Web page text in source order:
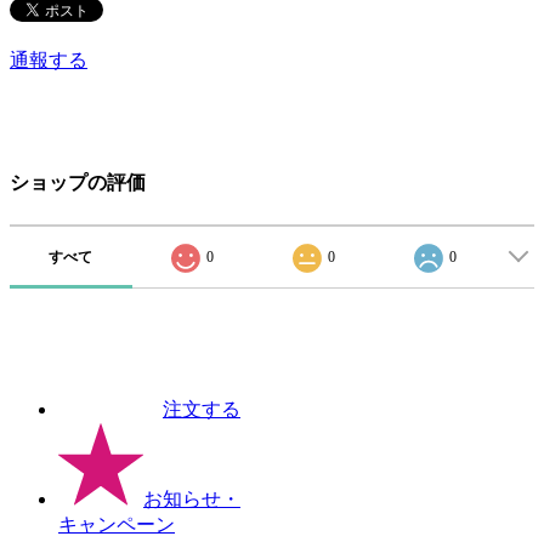
通報する
ショップの評価
すべて 0 0 0
注文する
お知らせ ・
キャンペーン